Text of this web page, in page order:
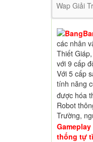
Wap Giải
các nhân
Thiết
với 9 cấp
Với 5 cấp
tính năng
được hóa
Robot
Trường,
thống tự